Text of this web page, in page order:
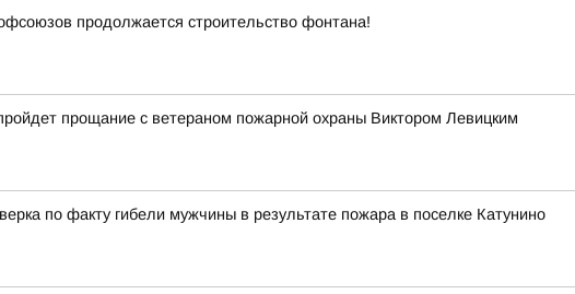
продолжается строительство фонтана!
прощание с ветераном пожарной охраны Виктором Левицким
по факту гибели мужчины в результате пожара в поселке Катунино